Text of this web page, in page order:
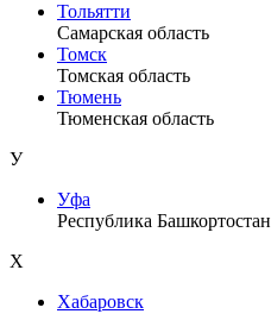
Тольятти
Самарская область
Томск
Томская область
Тюмень
Тюменская область
У
Уфа
Республика Башкортостан
Х
Хабаровск